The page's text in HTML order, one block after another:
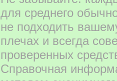
для среднего
не подходить
плечах и всегда
проверенных
Справочная